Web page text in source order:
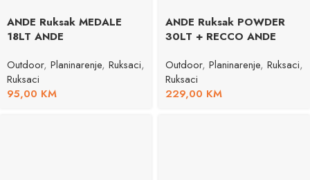
ANDE Ruksak MEDALE
18LT ANDE
Outdoor, Planinarenje, Ruksaci,
Ruksaci
95,00 KM
ANDE Ruksak POWDER
30LT + RECCO ANDE
Outdoor, Planinarenje, Ruksaci,
Ruksaci
229,00 KM